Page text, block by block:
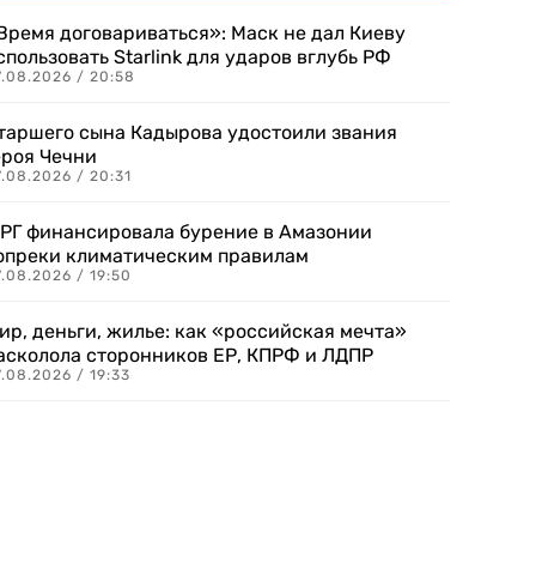
договариваться»: Маск не дал Киеву
Starlink для ударов вглубь РФ
/ 20:58
сына Кадырова удостоили звания
Чечни
/ 20:31
финансировала бурение в Амазонии
климатическим правилам
/ 19:50
деньги, жилье: как «российская мечта»
сторонников ЕР, КПРФ и ЛДПР
/ 19:33